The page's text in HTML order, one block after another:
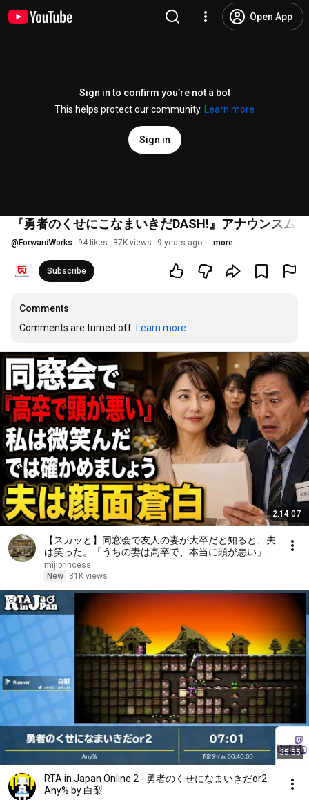
Open App
Sign in to confirm you’re not a bot
This helps protect our community.
Learn more
Sign in
『勇者のくせにこなまいきだDASH!』アナウンスム
@ ForwardWorks 94 likes 37K views 9 years ago more
Subscribe
Comments
Comments are turned off. Learn more
2:14:07
【スカッと】同窓会で友人の妻が大卒だと知ると、夫
は笑った。「うちの妻は高卒で、本当に頭が悪い」私
は微笑んだ。「では、どちらが愚かか確かめましょ
う」――数分後、夫は顔面蒼白になった……。
mijiprincess
New
81K views
35:55
RTA in Japan Online 2 - 勇者のくせになまいきだor2
Any% by 白梨